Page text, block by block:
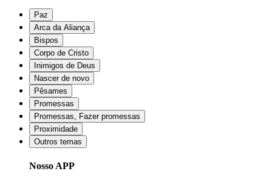
Paz
Arca da Aliança
Bispos
Corpo de Cristo
Inimigos de Deus
Nascer de novo
Pêsames
Promessas
Promessas, Fazer promessas
Proximidade
Outros temas
Nosso APP